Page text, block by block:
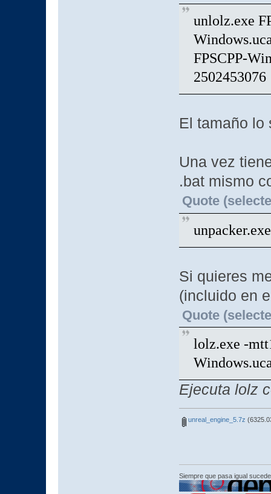
unlolz.exe
FPSCPP-
2502453076
El tamaño lo
Una vez
.bat mismo
Quote
Si quieres
(incluido en
Quote
lolz.exe -
Ejecuta lolz
unreal_engine_5.7z
Siempre que pasa igual